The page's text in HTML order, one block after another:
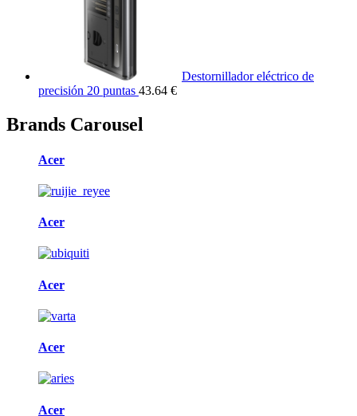
Destornillador eléctrico de
precisión 20 puntas 43.64 €
Brands Carousel
Acer
Acer
Acer
Acer
Acer